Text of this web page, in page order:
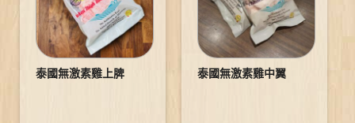
泰國無激素雞上脾 泰國無激素雞中翼